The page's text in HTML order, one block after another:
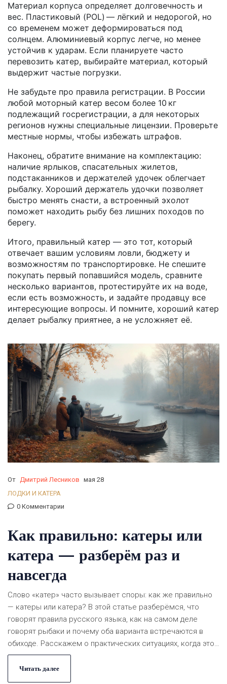
Материал корпуса определяет долговечность и
вес. Пластиковый (POL) — лёгкий и недорогой, но
со временем может деформироваться под
солнцем. Алюминиевый корпус легче, но менее
устойчив к ударам. Если планируете часто
перевозить катер, выбирайте материал, который
выдержит частые погрузки.
Не забудьте про правила регистрации. В России
любой моторный катер весом более 10 кг
подлежащий госрегистрации, а для некоторых
регионов нужны специальные лицензии. Проверьте
местные нормы, чтобы избежать штрафов.
Наконец, обратите внимание на комплектацию:
наличие ярлыков, спасательных жилетов,
подстаканников и держателей удочек облегчает
рыбалку. Хороший держатель удочки позволяет
быстро менять снасти, а встроенный эхолот
поможет находить рыбу без лишних походов по
берегу.
Итого, правильный катер — это тот, который
отвечает вашим условиям ловли, бюджету и
возможностям по транспортировке. Не спешите
покупать первый попавшийся модель, сравните
несколько вариантов, протестируйте их на воде,
если есть возможность, и задайте продавцу все
интересующие вопросы. И помните, хороший катер
делает рыбалку приятнее, а не усложняет её.
От Дмитрий Лесников мая 28
ЛОДКИ И КАТЕРА
0 Комментарии
Как правильно: катеры или
катера — разберём раз и
навсегда
Слово «катер» часто вызывает споры: как же правильно
— катеры или катера? В этой статье разберёмся, что
говорят правила русского языка, как на самом деле
говорят рыбаки и почему оба варианта встречаются в
обиходе. Расскажем о практических ситуациях, когда это
знание пригодится, и дадим пару советов для уверенного
общения на рыболовных форумах. Читайте и больше не
сомневайтесь в выборе слова!
Читать далее